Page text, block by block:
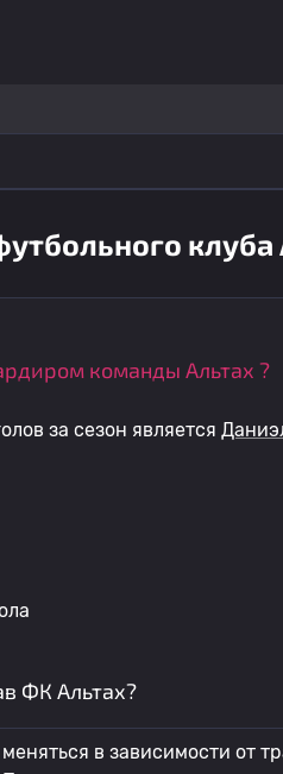
команды Альтах ?
за сезон является
ФК Альтах?
в зависимости от